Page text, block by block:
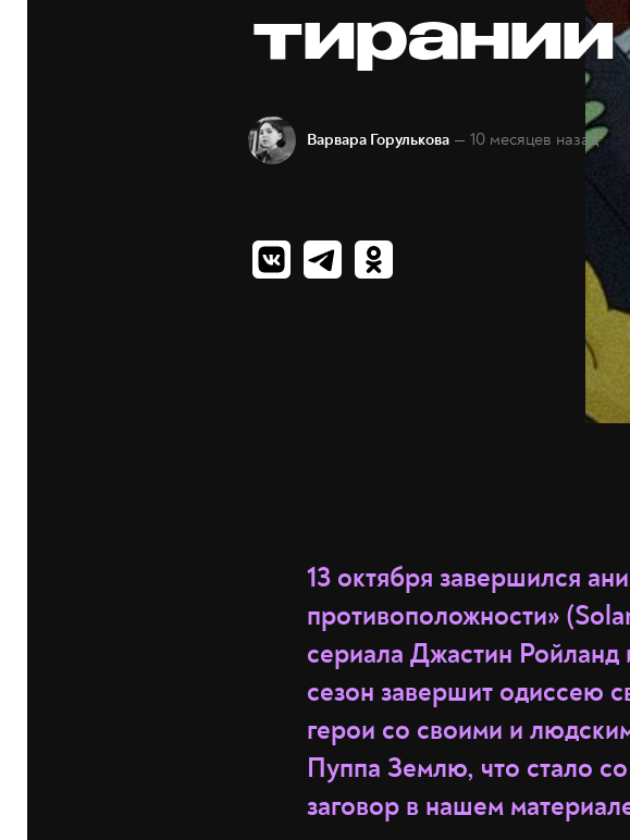
тирании
Варвара Горулькова — 10 месяцев назад
13 октября завершился
противоположности»
сериала Джастин
сезон завершит одиссею
герои со своими и
Пуппа Землю, что стало
заговор в нашем